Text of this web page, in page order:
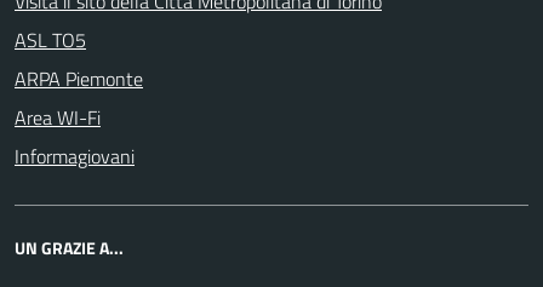
ASL TO5
ARPA Piemonte
Area WI-Fi
Informagiovani
UN GRAZIE A...